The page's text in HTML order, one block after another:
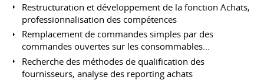
Restructuration et développement de la fonction Achats,
professionnalisation des compétences
Remplacement de commandes simples par des
commandes ouvertes sur les consommables...
Recherche des méthodes de qualification des
fournisseurs, analyse des reporting achats